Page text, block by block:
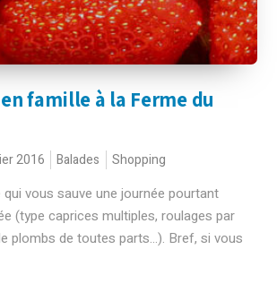
famille à la Ferme du
2016 Balades Shopping
vous sauve une journée pourtant
(type caprices multiples, roulages par
plombs de toutes parts...). Bref, si vous